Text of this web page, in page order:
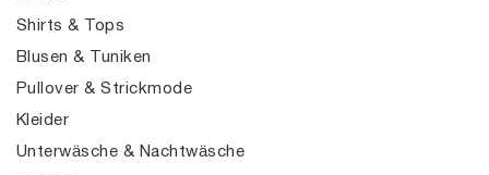
Shirts & Tops
Blusen & Tuniken
Pullover & Strickmode
Kleider
Unterwäsche & Nachtwäsche